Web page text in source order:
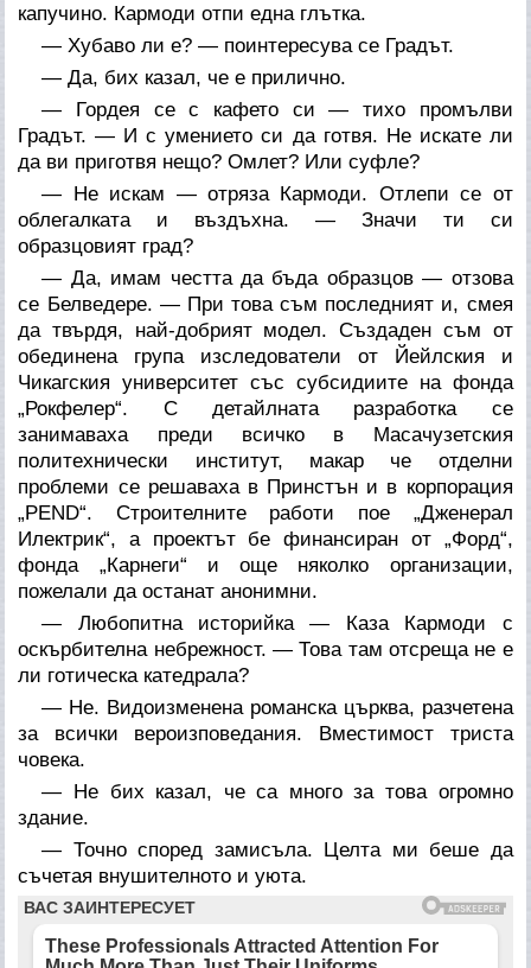
капучино. Кармоди отпи една глътка.
— Хубаво ли е? — поинтересува се Градът.
— Да, бих казал, че е прилично.
— Гордея се с кафето си — тихо промълви
Градът. — И с умението си да готвя. Не искате ли
да ви приготвя нещо? Омлет? Или суфле?
— Не искам — отряза Кармоди. Отлепи се от
облегалката и въздъхна. — Значи ти си
образцовият град?
— Да, имам честта да бъда образцов — отзова
се Белведере. — При това съм последният и, смея
да твърдя, най-добрият модел. Създаден съм от
обединена група изследователи от Йейлския и
Чикагския университет със субсидиите на фонда
„Рокфелер“. С детайлната разработка се
занимаваха преди всичко в Масачузетския
политехнически институт, макар че отделни
проблеми се решаваха в Принстън и в корпорация
„PEND“. Строителните работи пое „Дженерал
Илектрик“, а проектът бе финансиран от „Форд“,
фонда „Карнеги“ и още няколко организации,
пожелали да останат анонимни.
— Любопитна историйка — Каза Кармоди с
оскърбителна небрежност. — Това там отсреща не е
ли готическа катедрала?
— Не. Видоизменена романска църква, разчетена
за всички вероизповедания. Вместимост триста
човека.
— Не бих казал, че са много за това огромно
здание.
— Точно според замисъла. Целта ми беше да
съчетая внушителното и уюта.